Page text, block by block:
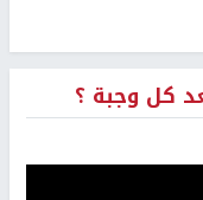
كل وجبة ؟